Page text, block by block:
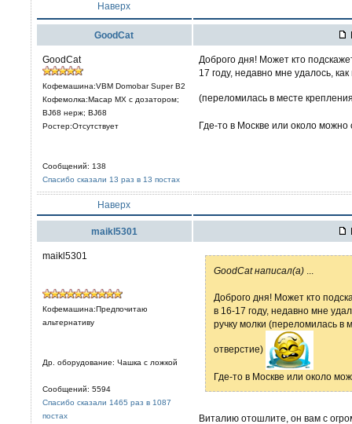
Наверх
GoodCat
GoodCat
Кофемашина:VBM Domobar Super B2
Кофемолка:Macap MX с дозатором;
BJ68 нерж; BJ68
Ростер:Отсутствует
Сообщений: 138
Спасибо сказали 13 раз в 13 постах
Доброго дня! Может кто
17 году, недавно мне удалось,
(переломилась в месте
Где-то в Москве или около можно
Наверх
maikl5301
maikl5301
Кофемашина:Предпочитаю
альтернативу
Др. оборудование: Чашка с ложкой
Сообщений: 5594
Спасибо сказали 1465 раз в 1087
постах
GoodCat написал(а)
Доброго дня! Может кто
в 16-17 году, недавно мне
ручку молки (переломилась в
отверстие)
Где-то в Москве или около
Виталию отошлите, он вам с